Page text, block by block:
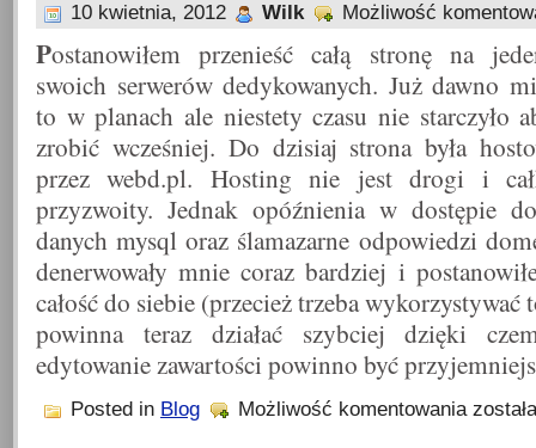
10 kwietnia, 2012 Wilk Możliwość
Postanowiłem przenieść całą stronę na
swoich serwerów dedykowanych. Już dawno
to w planach ale niestety czasu nie starczyło
zrobić wcześniej. Do dzisiaj strona była
przez webd.pl. Hosting nie jest drogi i
przyzwoity. Jednak opóźnienia w dostępie
danych mysql oraz ślamazarne odpowiedzi
denerwowały mnie coraz bardziej i
całość do siebie (przecież trzeba wykorzystywać
powinna teraz działać szybciej dzięki
edytowanie zawartości powinno być
Posted in Blog Możliwość komentowania Zmiana